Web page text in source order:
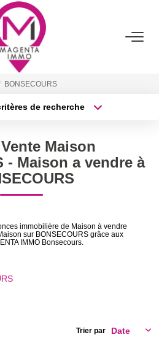
ACHETER
VENDUS
Nous
Équipe
BONSECOURS
de recherche
Surface min
Maison
- Maison a vendre à
immobilière de Maison à vendre
sur BONSECOURS grâce aux
IMMO Bonsecours.
Trier par